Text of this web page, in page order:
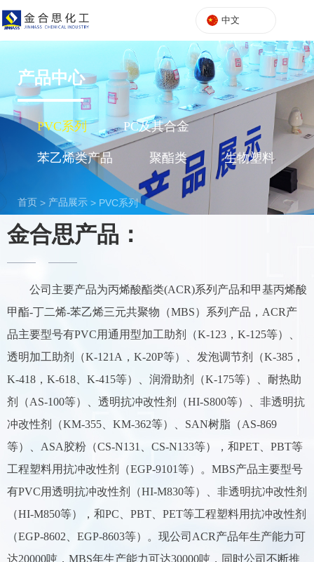
中文
产品中心
PVC系列 PC及其合金
苯乙烯类产品 聚酯类 生物塑料
首页 > 产品展示 > PVC系列
金合思产品：
公司主要产品为丙烯酸酯类(ACR)系列产品和甲基丙烯酸
甲酯-丁二烯-苯乙烯三元共聚物（MBS）系列产品，ACR产
品主要型号有PVC用通用型加工助剂（K-123，K-125等）、
透明加工助剂（K-121A，K-20P等）、发泡调节剂（K-385，
K-418，K-618、K-415等）、润滑助剂（K-175等）、耐热助
剂（AS-100等）、透明抗冲改性剂（HI-S800等）、非透明抗
冲改性剂（KM-355、KM-362等）、SAN树脂（AS-869
等）、ASA胶粉（CS-N131、CS-N133等），和PET、PBT等
工程塑料用抗冲改性剂（EGP-9101等）。MBS产品主要型号
有PVC用透明抗冲改性剂（HI-M830等）、非透明抗冲改性剂
（HI-M850等），和PC、PBT、PET等工程塑料用抗冲改性剂
（EGP-8602、EGP-8603等）。现公司ACR产品年生产能力可
达20000吨，MBS年生产能力可达30000吨，同时公司不断推